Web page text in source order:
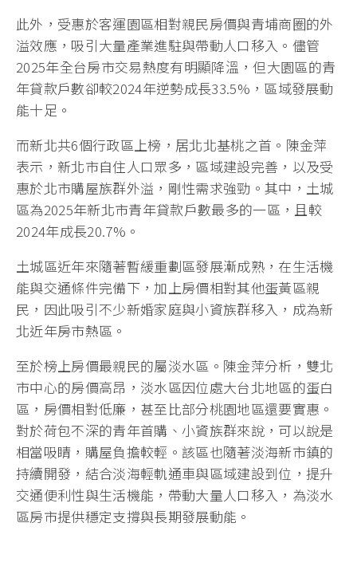
此外，受惠於客運園區相對親民房價與青埔商圈的外
溢效應，吸引大量產業進駐與帶動人口移入。儘管
2025年全台房市交易熱度有明顯降溫，但大園區的青
年貸款戶數卻較2024年逆勢成長33.5%，區域發展動
能十足。
而新北共6個行政區上榜，居北北基桃之首。陳金萍
表示，新北市自住人口眾多，區域建設完善，以及受
惠於北市購屋族群外溢，剛性需求強勁。其中，土城
區為2025年新北市青年貸款戶數最多的一區，且較
2024年成長20.7%。
土城區近年來隨著暫緩重劃區發展漸成熟，在生活機
能與交通條件完備下，加上房價相對其他蛋黃區親
民，因此吸引不少新婚家庭與小資族群移入，成為新
北近年房市熱區。
至於榜上房價最親民的屬淡水區。陳金萍分析，雙北
市中心的房價高昂，淡水區因位處大台北地區的蛋白
區，房價相對低廉，甚至比部分桃園地區還要實惠。
對於荷包不深的青年首購、小資族群來說，可以說是
相當吸睛，購屋負擔較輕。該區也隨著淡海新市鎮的
持續開發，結合淡海輕軌通車與區域建設到位，提升
交通便利性與生活機能，帶動大量人口移入，為淡水
區房市提供穩定支撐與長期發展動能。